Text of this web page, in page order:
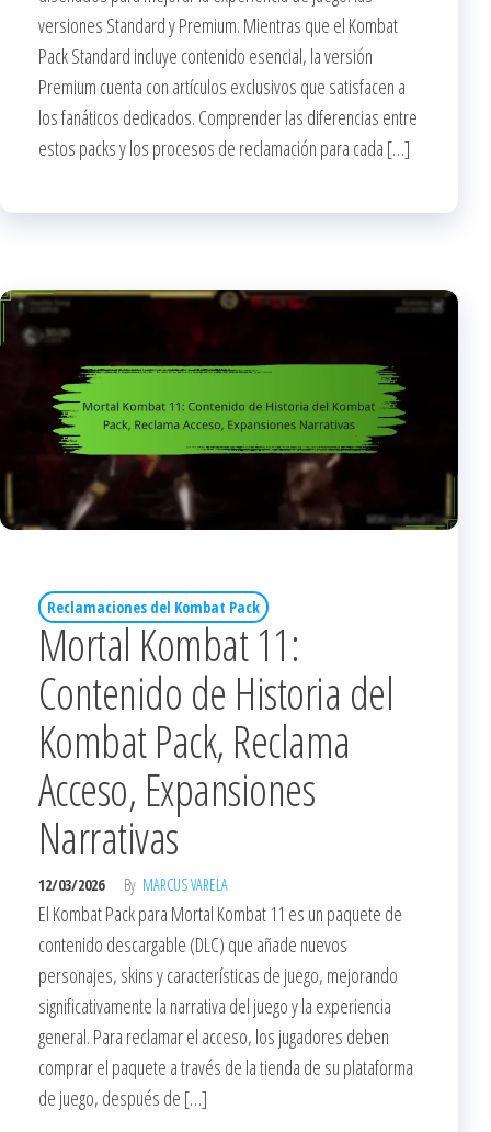
versiones Standard y Premium. Mientras que el Kombat
Pack Standard incluye contenido esencial, la versión
Premium cuenta con artículos exclusivos que satisfacen a
los fanáticos dedicados. Comprender las diferencias entre
estos packs y los procesos de reclamación para cada […]
Reclamaciones del Kombat Pack
Mortal Kombat 11:
Contenido de Historia del
Kombat Pack, Reclama
Acceso, Expansiones
Narrativas
12/03/2026 By MARCUS VARELA
El Kombat Pack para Mortal Kombat 11 es un paquete de
contenido descargable (DLC) que añade nuevos
personajes, skins y características de juego, mejorando
significativamente la narrativa del juego y la experiencia
general. Para reclamar el acceso, los jugadores deben
comprar el paquete a través de la tienda de su plataforma
de juego, después de […]